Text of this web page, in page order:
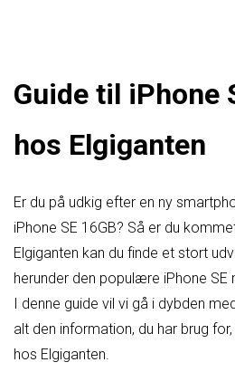
Guide til iPhone
hos Elgiganten
Er du på udkig efter en ny
iPhone SE 16GB? Så er du
Elgiganten kan du finde et stort
herunder den populære iPhone SE
I denne guide vil vi gå i dybden
alt den information, du har brug
hos Elgiganten.